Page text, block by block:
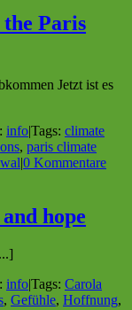
Paris
Jetzt ist es
info|Tags: climate
, paris climate
|0 Kommentare
hope
info|Tags: Carola
, Gefühle, Hoffnung,